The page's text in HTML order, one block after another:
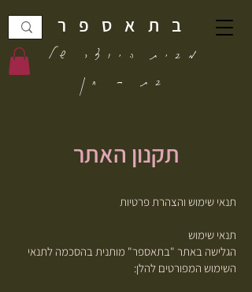
בתאספר
מבית היוצר של
בת - חן
תקנון האתר
תנאי שימוש והצהרת פרטיות
תנאי שימוש
הגלישה באתר "בתאספר" מותנית בהסכמה לתנאי
השימוש המפורטים להלן: